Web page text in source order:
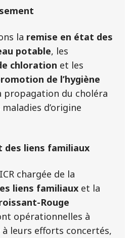
la remise en état des
potable, les
chloration et les
de l’hygiène
propagation du choléra
d’origine
des liens familiaux
chargée de la
liens familiaux et la
Rouge
opérationnelles à
à leurs efforts concertés,